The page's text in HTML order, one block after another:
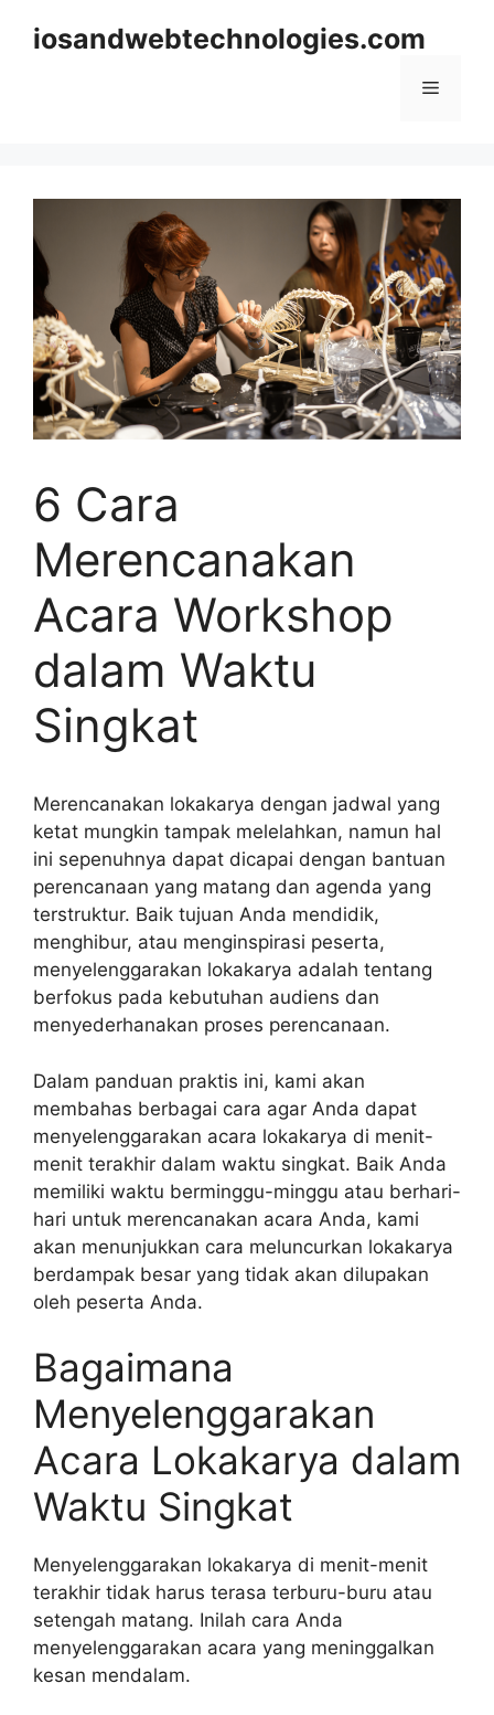
iosandwebtechnologies.com
Menu
6 Cara
Merencanakan
Acara Workshop
dalam Waktu
Singkat
Merencanakan lokakarya dengan jadwal yang
ketat mungkin tampak melelahkan, namun hal
ini sepenuhnya dapat dicapai dengan bantuan
perencanaan yang matang dan agenda yang
terstruktur. Baik tujuan Anda mendidik,
menghibur, atau menginspirasi peserta,
menyelenggarakan lokakarya adalah tentang
berfokus pada kebutuhan audiens dan
menyederhanakan proses perencanaan.
Dalam panduan praktis ini, kami akan
membahas berbagai cara agar Anda dapat
menyelenggarakan acara lokakarya di menit-
menit terakhir dalam waktu singkat. Baik Anda
memiliki waktu berminggu-minggu atau berhari-
hari untuk merencanakan acara Anda, kami
akan menunjukkan cara meluncurkan lokakarya
berdampak besar yang tidak akan dilupakan
oleh peserta Anda.
Bagaimana
Menyelenggarakan
Acara Lokakarya dalam
Waktu Singkat
Menyelenggarakan lokakarya di menit-menit
terakhir tidak harus terasa terburu-buru atau
setengah matang. Inilah cara Anda
menyelenggarakan acara yang meninggalkan
kesan mendalam.